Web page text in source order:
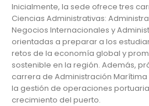
Inicialmente, la sede ofrece tres
Ciencias Administrativas:
Negocios Internacionales y
orientadas a preparar a los
retos de la economía global y
sostenible en la región. Además,
carrera de Administración
la gestión de operaciones
crecimiento del puerto.